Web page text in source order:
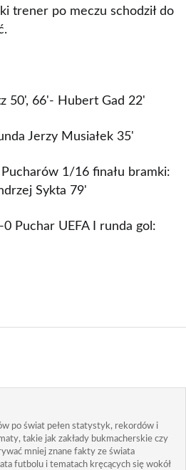
trener po meczu schodził do
50', 66'- Hubert Gad 22'
Jerzy Musiałek 35'
1/16 finału bramki:
Sykta 79'
Puchar UEFA I runda gol:
po świat pełen statystyk, rekordów i
takie jak zakłady bukmacherskie czy
mniej znane fakty ze świata
futbolu i tematach kręcących się wokół